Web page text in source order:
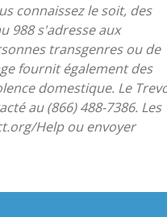
connaissez le soit, des
988 s'adresse aux
transgenres ou de
fournit également des
domestique. Le
au (866) 488-7386. Les
Help ou envoyer